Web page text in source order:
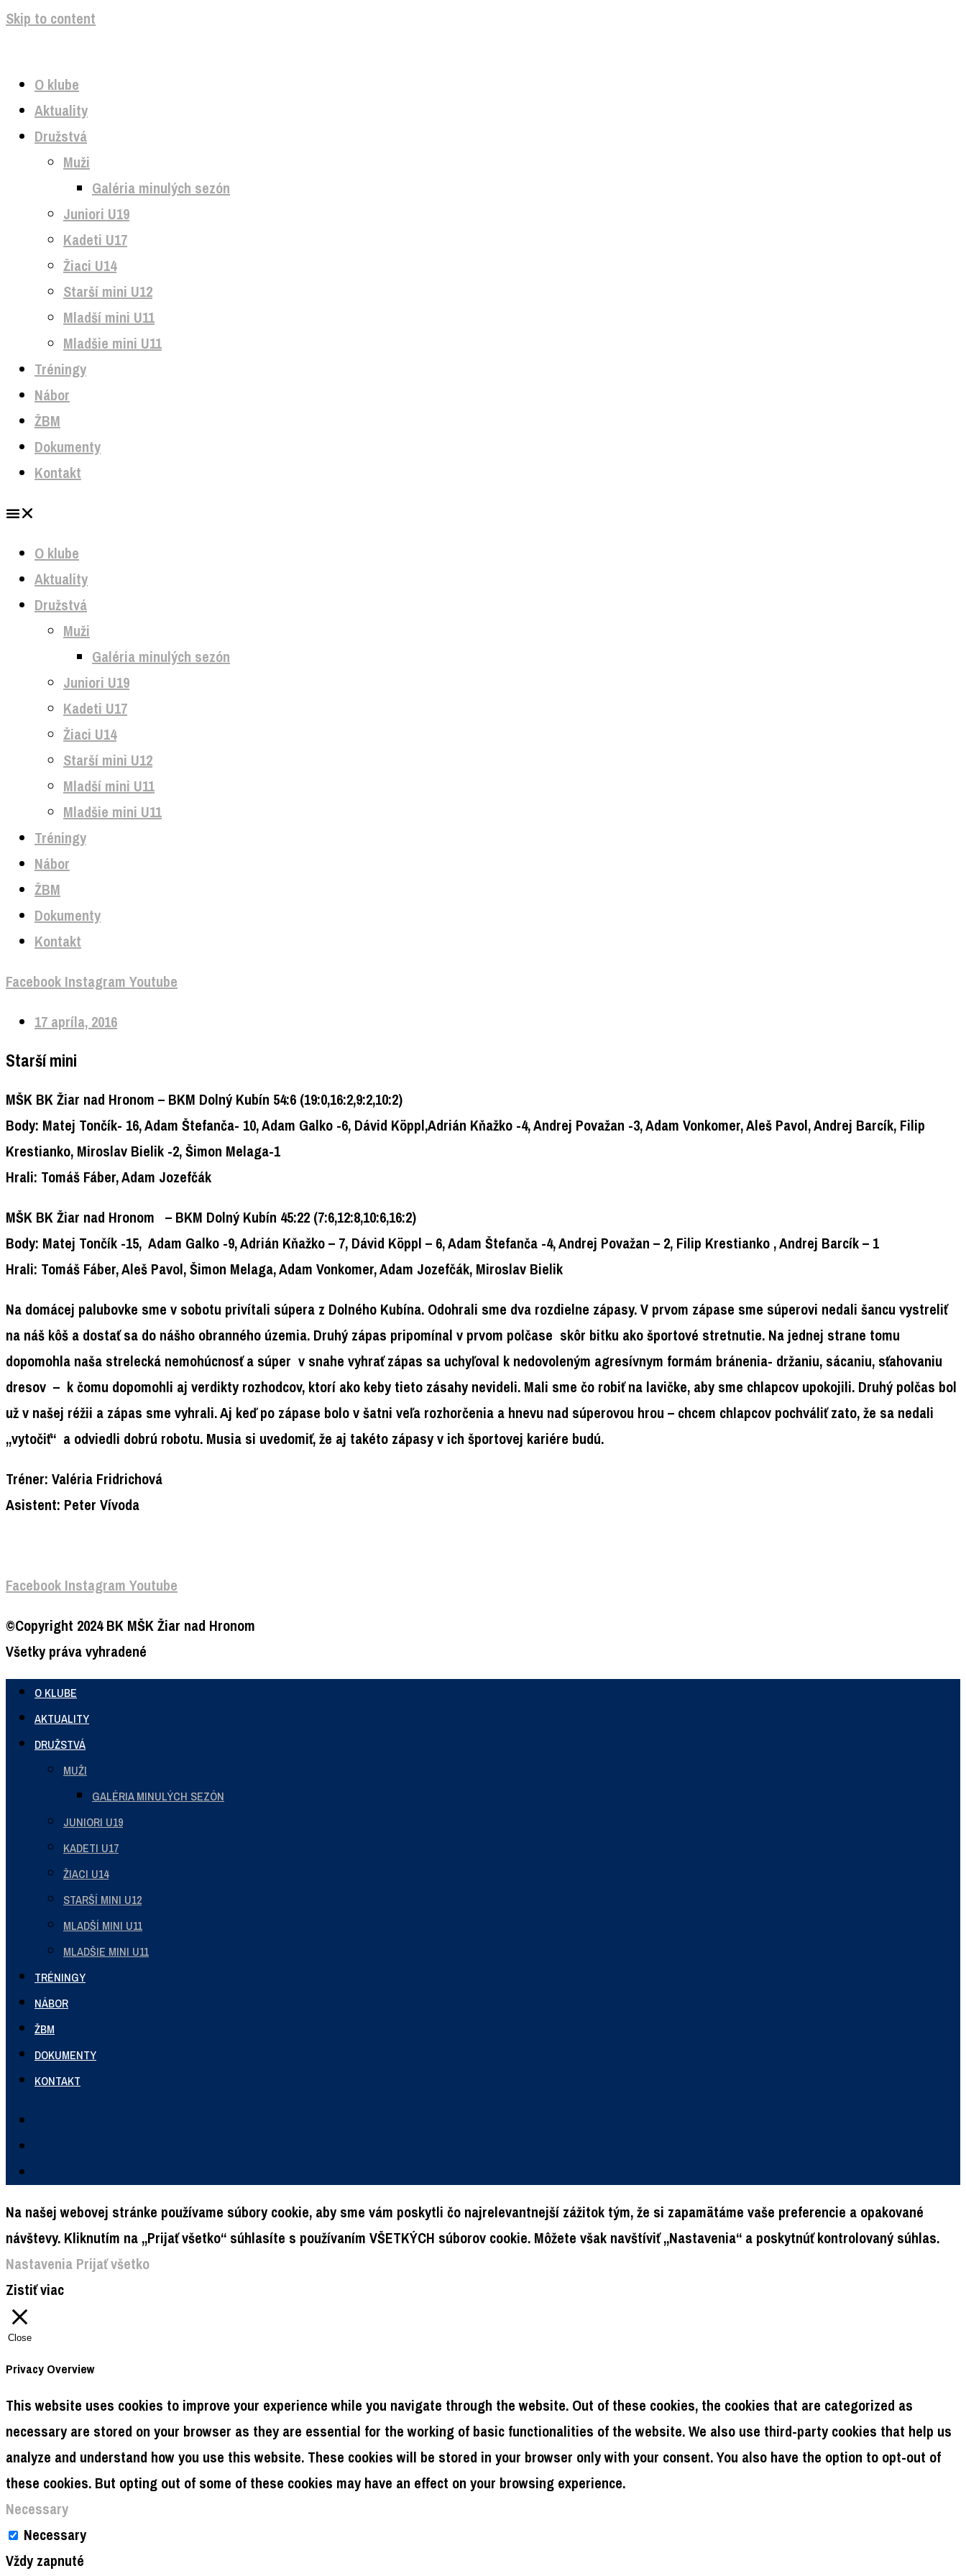
Skip to content
O klube
Aktuality
Družstvá
Muži
Galéria minulých sezón
Juniori U19
Kadeti U17
Žiaci U14
Starší mini U12
Mladší mini U11
Mladšie mini U11
Tréningy
Nábor
ŽBM
Dokumenty
Kontakt
O klube
Aktuality
Družstvá
Muži
Galéria minulých sezón
Juniori U19
Kadeti U17
Žiaci U14
Starší mini U12
Mladší mini U11
Mladšie mini U11
Tréningy
Nábor
ŽBM
Dokumenty
Kontakt
Facebook Instagram Youtube
17 apríla, 2016
Starší mini
MŠK BK Žiar nad Hronom – BKM Dolný Kubín 54:6 (19:0,16:2,9:2,10:2)
Body: Matej Tončík- 16, Adam Štefanča- 10, Adam Galko -6, Dávid Köppl,Adrián Kňažko -4, Andrej Považan -3, Adam Vonkomer, Aleš Pavol, Andrej Barcík, Filip
Krestianko, Miroslav Bielik -2, Šimon Melaga-1
Hrali: Tomáš Fáber, Adam Jozefčák
MŠK BK Žiar nad Hronom – BKM Dolný Kubín 45:22 (7:6,12:8,10:6,16:2)
Body: Matej Tončík -15, Adam Galko -9, Adrián Kňažko – 7, Dávid Köppl – 6, Adam Štefanča -4, Andrej Považan – 2, Filip Krestianko , Andrej Barcík – 1
Hrali: Tomáš Fáber, Aleš Pavol, Šimon Melaga, Adam Vonkomer, Adam Jozefčák, Miroslav Bielik
Na domácej palubovke sme v sobotu privítali súpera z Dolného Kubína. Odohrali sme dva rozdielne zápasy. V prvom zápase sme súperovi nedali šancu vystreliť
na náš kôš a dostať sa do nášho obranného územia. Druhý zápas pripomínal v prvom polčase skôr bitku ako športové stretnutie. Na jednej strane tomu
dopomohla naša strelecká nemohúcnosť a súper v snahe vyhrať zápas sa uchyľoval k nedovoleným agresívnym formám bránenia- držaniu, sácaniu, sťahovaniu
dresov – k čomu dopomohli aj verdikty rozhodcov, ktorí ako keby tieto zásahy nevideli. Mali sme čo robiť na lavičke, aby sme chlapcov upokojili. Druhý polčas bol
už v našej réžii a zápas sme vyhrali. Aj keď po zápase bolo v šatni veľa rozhorčenia a hnevu nad súperovou hrou – chcem chlapcov pochváliť zato, že sa nedali
„vytočiť“ a odviedli dobrú robotu. Musia si uvedomiť, že aj takéto zápasy v ich športovej kariére budú.
Tréner: Valéria Fridrichová
Asistent: Peter Vívoda
Facebook Instagram Youtube
©Copyright 2024 BK MŠK Žiar nad Hronom
Všetky práva vyhradené
O KLUBE
AKTUALITY
DRUŽSTVÁ
MUŽI
GALÉRIA MINULÝCH SEZÓN
JUNIORI U19
KADETI U17
ŽIACI U14
STARŠÍ MINI U12
MLADŠÍ MINI U11
MLADŠIE MINI U11
TRÉNINGY
NÁBOR
ŽBM
DOKUMENTY
KONTAKT
Na našej webovej stránke používame súbory cookie, aby sme vám poskytli čo najrelevantnejší zážitok tým, že si zapamätáme vaše preferencie a opakované
návštevy. Kliknutím na „Prijať všetko“ súhlasíte s používaním VŠETKÝCH súborov cookie. Môžete však navštíviť „Nastavenia“ a poskytnúť kontrolovaný súhlas.
Nastavenia Prijať všetko
Zistiť viac
Close
Privacy Overview
This website uses cookies to improve your experience while you navigate through the website. Out of these cookies, the cookies that are categorized as
necessary are stored on your browser as they are essential for the working of basic functionalities of the website. We also use third-party cookies that help us
analyze and understand how you use this website. These cookies will be stored in your browser only with your consent. You also have the option to opt-out of
these cookies. But opting out of some of these cookies may have an effect on your browsing experience.
Necessary
Necessary
Vždy zapnuté